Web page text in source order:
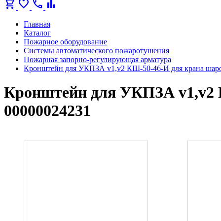
shopping_cart favorite call bar_chart
Главная
Каталог
Пожарное оборудование
Системы автоматического пожаротушения
Пожарная запорно-регулирующая арматура
Кронштейн для УКПЗА v1,v2 КШ-50-46-И для крана
Кронштейн для УКПЗА v1,v2
00000024231